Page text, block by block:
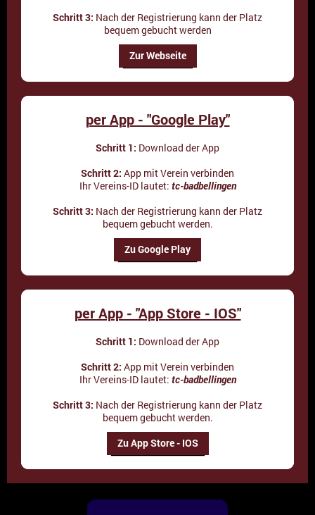
Schritt 3: Nach der Registrierung kann der Platz
bequem gebucht werden
Zur Webseite
per App - "Google Play"
Schritt 1: Download der App
Schritt 2: App mit Verein verbinden
Ihr Vereins-ID lautet: tc-badbellingen
Schritt 3: Nach der Registrierung kann der Platz
bequem gebucht werden.
Zu Google Play
per App - "App Store - IOS"
Schritt 1: Download der App
Schritt 2: App mit Verein verbinden
Ihr Vereins-ID lautet: tc-badbellingen
Schritt 3: Nach der Registrierung kann der Platz
bequem gebucht werden.
Zu App Store - IOS